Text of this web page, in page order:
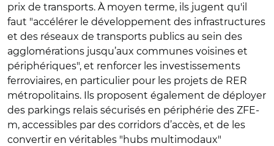
prix de transports. À moyen terme, ils jugent qu'il
faut "accélérer le développement des infrastructures
et des réseaux de transports publics au sein des
agglomérations jusqu’aux communes voisines et
périphériques", et renforcer les investissements
ferroviaires, en particulier pour les projets de RER
métropolitains. Ils proposent également de déployer
des parkings relais sécurisés en périphérie des ZFE-
m, accessibles par des corridors d’accès, et de les
convertir en véritables "hubs multimodaux"